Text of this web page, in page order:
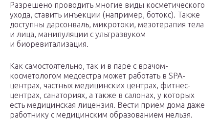
Разрешено проводить многие виды косметического
ухода, ставить инъекции (например, ботокс). Также
доступны дарсонваль, микротоки, мезотерапия тела
и лица, манипуляции с ультразвуком
и биоревитализация.
Как самостоятельно, так и в паре с врачом-
косметологом медсестра может работать в SPA-
центрах, частных медицинских центрах, фитнес-
центрах, санаториях, а также в салонах, у которых
есть медицинская лицензия. Вести прием дома даже
работнику с медицинским образованием нельзя.